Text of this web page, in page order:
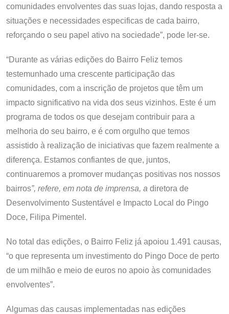
comunidades envolventes das suas lojas, dando resposta a
situações e necessidades especificas de cada bairro,
reforçando o seu papel ativo na sociedade”, pode ler-se.
“Durante as várias edições do Bairro Feliz temos
testemunhado uma crescente participação das
comunidades, com a inscrição de projetos que têm um
impacto significativo na vida dos seus vizinhos. Este é um
programa de todos os que desejam contribuir para a
melhoria do seu bairro, e é com orgulho que temos
assistido à realização de iniciativas que fazem realmente a
diferença. Estamos confiantes de que, juntos,
continuaremos a promover mudanças positivas nos nossos
bairros”, refere, em nota de imprensa, a diretora de
Desenvolvimento Sustentável e Impacto Local do Pingo
Doce, Filipa Pimentel.
No total das edições, o Bairro Feliz já apoiou 1.491 causas,
“o que representa um investimento do Pingo Doce de perto
de um milhão e meio de euros no apoio às comunidades
envolventes”.
Algumas das causas implementadas nas edições